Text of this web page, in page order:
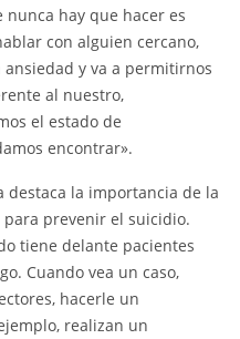
hay que hacer es
con alguien cercano,
y va a permitirnos
al nuestro,
el estado de
encontrar».
destaca la importancia de la
prevenir el suicidio.
tiene delante pacientes
Cuando vea un caso,
hacerle un
realizan un